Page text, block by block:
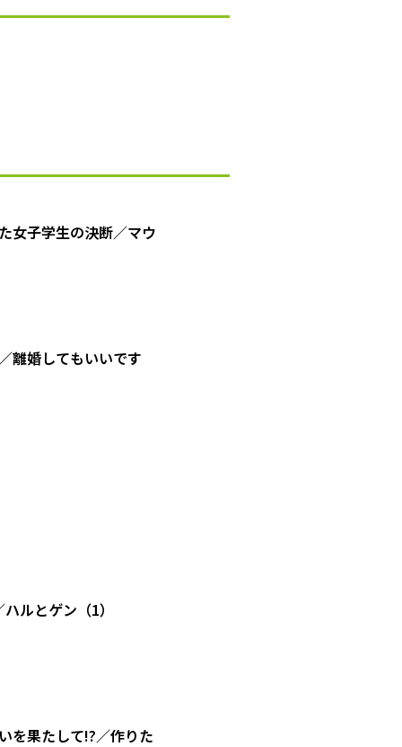
女子学生の決断／マウ
離婚してもいいです
ルとゲン（1）
を果たして!?／作りた